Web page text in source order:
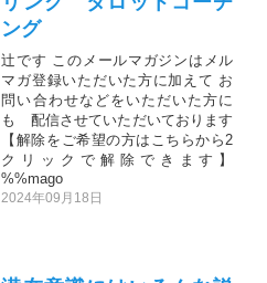
ング
辻です このメールマガジンはメル
マガ登録いただいた方に加えて お
問い合わせなどをいただいた方に
も 配信させていただいております
【解除をご希望の方はこちらから2
クリックで解除できます】
%%mago
2024年09月18日